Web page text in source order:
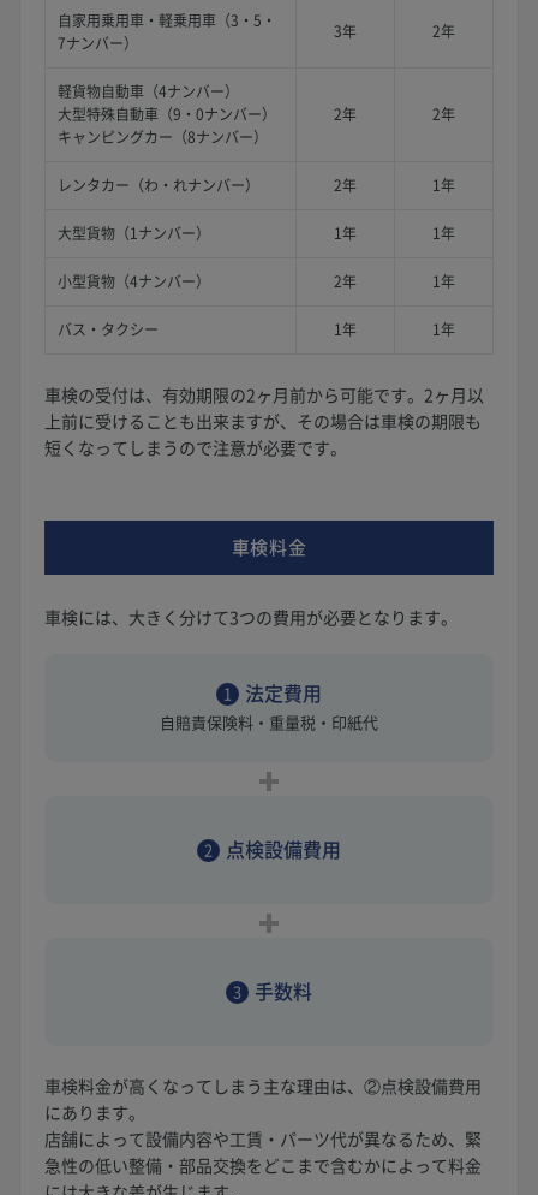
自家用乗用車・軽乗用車（3・5・
7ナンバー）
3年 2年
軽貨物自動車（4ナンバー）
大型特殊自動車（9・0ナンバー）
キャンピングカー（8ナンバー）
2年 2年
レンタカー（わ・れナンバー） 2年 1年
大型貨物（1ナンバー） 1年 1年
小型貨物（4ナンバー） 2年 1年
バス・タクシー 1年 1年
車検の受付は、有効期限の2ヶ月前から可能です。2ヶ月以
上前に受けることも出来ますが、その場合は車検の期限も
短くなってしまうので注意が必要です。
車検料金
車検には、大きく分けて3つの費用が必要となります。
1 法定費用
自賠責保険料・重量税・印紙代
2 点検設備費用
3 手数料
車検料金が高くなってしまう主な理由は、②点検設備費用
にあります。
店舗によって設備内容や工賃・パーツ代が異なるため、緊
急性の低い整備・部品交換をどこまで含むかによって料金